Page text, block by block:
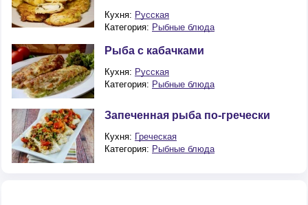
Кухня: Русская
Категория: Рыбные блюда
Рыба с кабачками
Кухня: Русская
Категория: Рыбные блюда
Запеченная рыба по-гречески
Кухня: Греческая
Категория: Рыбные блюда